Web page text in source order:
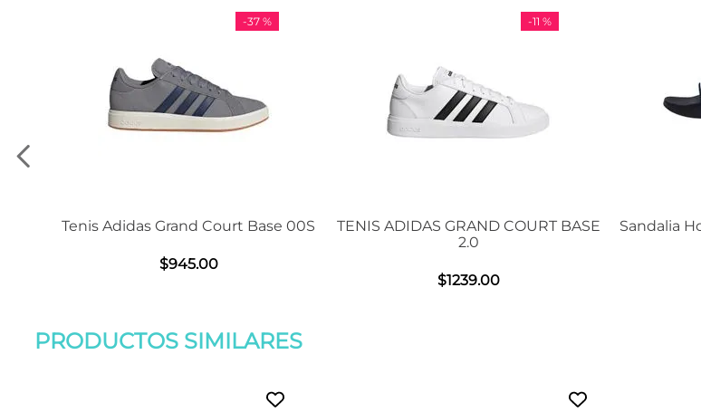
Court Base 00S
TENIS ADIDAS GRAND COURT BASE
Sandalia Hombre Puma Leadcat 2.0
PRODUCTOS SIMILARES